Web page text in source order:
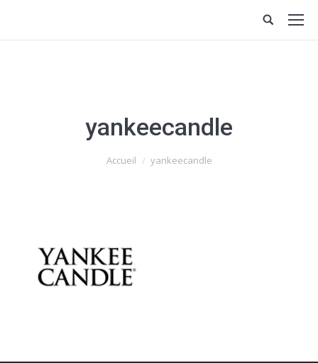
yankeecandle
Accueil yankeecandle